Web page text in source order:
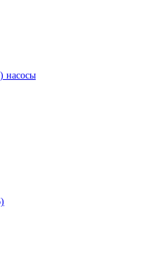
насосы